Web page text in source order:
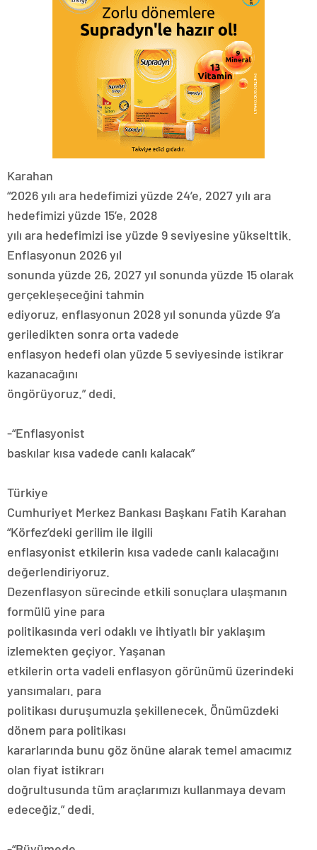
Karahan
“2026 yılı ara hedefimizi yüzde 24’e, 2027 yılı ara
hedefimizi yüzde 15’e, 2028
yılı ara hedefimizi ise yüzde 9 seviyesine yükselttik.
Enflasyonun 2026 yıl
sonunda yüzde 26, 2027 yıl sonunda yüzde 15 olarak
gerçekleşeceğini tahmin
ediyoruz, enflasyonun 2028 yıl sonunda yüzde 9’a
geriledikten sonra orta vadede
enflasyon hedefi olan yüzde 5 seviyesinde istikrar
kazanacağını
öngörüyoruz.” dedi.
-“Enflasyonist
baskılar kısa vadede canlı kalacak”
Türkiye
Cumhuriyet Merkez Bankası Başkanı Fatih Karahan
“Körfez’deki gerilim ile ilgili
enflasyonist etkilerin kısa vadede canlı kalacağını
değerlendiriyoruz.
Dezenflasyon sürecinde etkili sonuçlara ulaşmanın
formülü yine para
politikasında veri odaklı ve ihtiyatlı bir yaklaşım
izlemekten geçiyor. Yaşanan
etkilerin orta vadeli enflasyon görünümü üzerindeki
yansımaları. para
politikası duruşumuzla şekillenecek. Önümüzdeki
dönem para politikası
kararlarında bunu göz önüne alarak temel amacımız
olan fiyat istikrarı
doğrultusunda tüm araçlarımızı kullanmaya devam
edeceğiz.” dedi.